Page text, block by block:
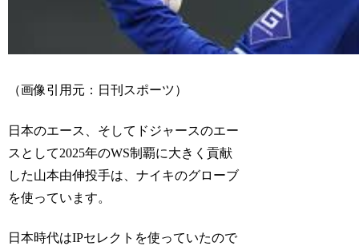
（画像引用元：日刊スポーツ）
日本のエース、そしてドジャースのエー
スとして2025年のWS制覇に大きく貢献
した山本由伸投手は、ナイキのグローブ
を使っています。
日本時代はIPセレクトを使っていたので